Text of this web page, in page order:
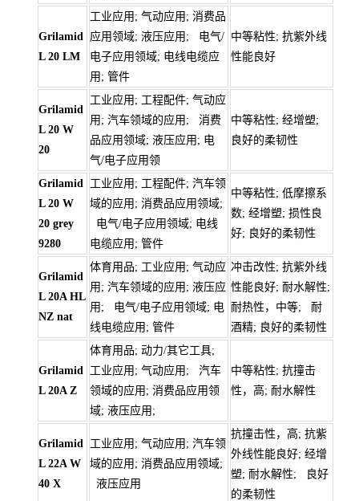
Grilamid
L 20 LM
工业应用; 气动应用; 消费品
应用领域; 液压应用; 电气/
电子应用领域; 电线电缆应
用; 管件
中等粘性; 抗紫外线
性能良好
Grilamid
L 20 W
20
工业应用; 工程配件; 气动应
用; 汽车领域的应用; 消费
品应用领域; 液压应用; 电
气/电子应用领
中等粘性; 经增塑;
良好的柔韧性
Grilamid
L 20 W
20 grey
9280
工业应用; 工程配件; 汽车领
域的应用; 消费品应用领域;
电气/电子应用领域; 电线
电缆应用; 管件
中等粘性; 低摩擦系
数; 经增塑; 损性良
好; 良好的柔韧性
Grilamid
L 20A HL
NZ nat
体育用品; 工业应用; 气动应
用; 汽车领域的应用; 液压应
用; 电气/电子应用领域; 电
线电缆应用; 管件
冲击改性; 抗紫外线
性能良好; 耐水解性;
耐热性，中等; 耐
酒精; 良好的柔韧性
Grilamid
L 20A Z
体育用品; 动力/其它工具;
工业应用; 气动应用; 汽车
领域的应用; 消费品应用领
域; 液压应用;
中等粘性; 抗撞击
性，高; 耐水解性
Grilamid
L 22A W
40 X
工业应用; 气动应用; 汽车领
域的应用; 消费品应用领域;
液压应用
抗撞击性，高; 抗紫
外线性能良好; 经增
塑; 耐水解性; 良好
的柔韧性